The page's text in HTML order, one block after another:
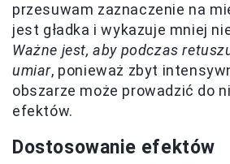
przesuwam zaznaczenie na
jest gładka i wykazuje mniej
Ważne jest, aby podczas
umiar, ponieważ zbyt
obszarze może prowadzić do
efektów.
Dostosowanie efektów